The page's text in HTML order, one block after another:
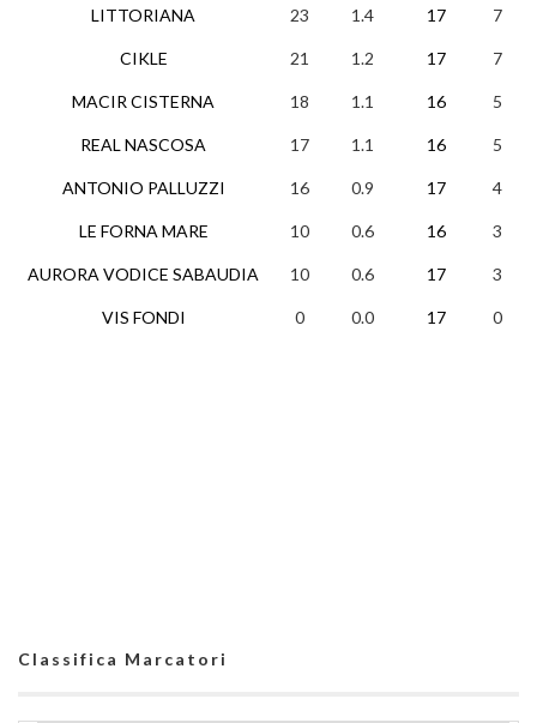
LITTORIANA
CIKLE
MACIR CISTERNA
REAL NASCOSA
ANTONIO PALLUZZI
LE FORNA MARE
AURORA VODICE SABAUDIA
VIS FONDI
23 1.4 17 7
21 1.2 17 7
18 1.1 16 5
17 1.1 16 5
16 0.9 17 4
10 0.6 16 3
10 0.6 17 3
0 0.0 17 0
Classifica Marcatori